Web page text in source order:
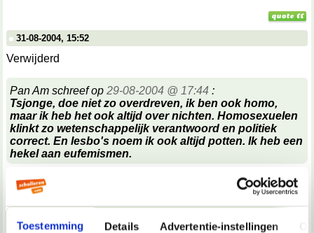
Toestemming Details Advertentie-instellingen
31-08-2004, 15:52
Verwijderd
Pan Am schreef op 29-08-2004 @ 17:44 :
Tsjonge, doe niet zo overdreven, ik ben ook homo,
maar ik heb het ook altijd over nichten. Homosexuelen
klinkt zo wetenschappelijk verantwoord en politiek
correct. En lesbo's noem ik ook altijd potten. Ik heb een
hekel aan eufemismen.
sinds mijn coming out zegen mijn ouders ook geen lesbo of
homoseksueel meer, maar ik heb ze aangeleerd dat ze pot,